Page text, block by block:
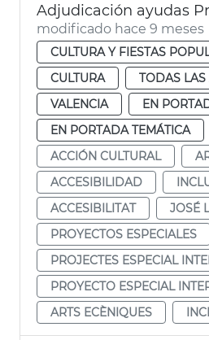
modificado hace 9 meses
CULTURA Y FIESTAS
CULTURA
TODAS
VALENCIA
EN
EN PORTADA TEMÁTICA
ACCIÓN CULTURAL
ACCESIBILIDAD
ACCESIBILITAT
JOSÉ
PROYECTOS ESPECIALES
PROJECTES ESPECIAL
PROYECTO ESPECIAL
ARTS ECÈNIQUES